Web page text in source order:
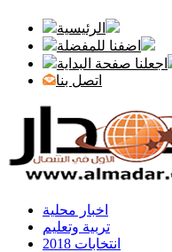
الرئيسية
اضفنا للمفضلة
اجعلنا صفحة البداية
اتصل بنا
اخبار محلية
تربية وتعليم
انتخابات 2018